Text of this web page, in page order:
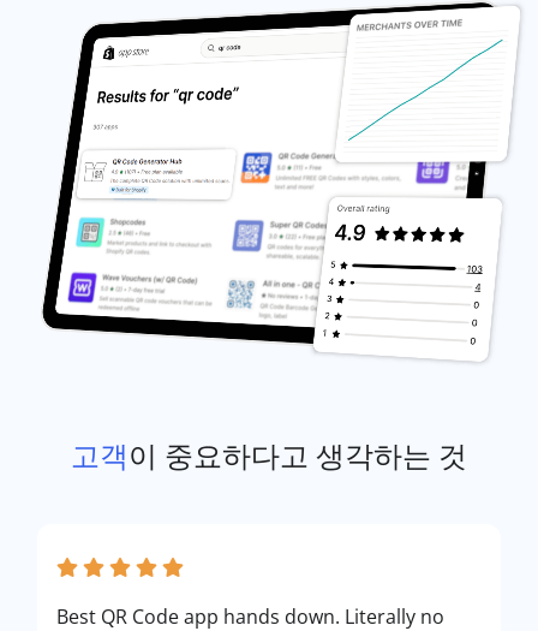
고객이 중요하다고 생각하는 것
Best QR Code app hands down. Literally no